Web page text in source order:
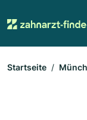
Startseite